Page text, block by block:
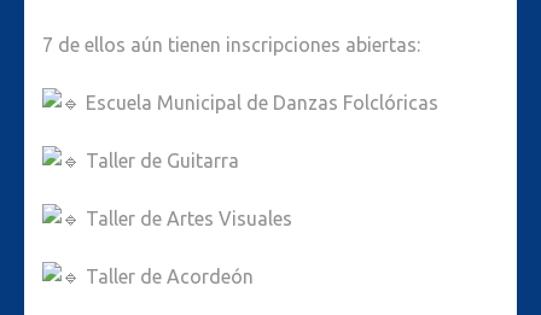
7 de ellos aún tienen inscripciones abiertas:
Escuela Municipal de Danzas Folclóricas
Taller de Guitarra
Taller de Artes Visuales
Taller de Acordeón